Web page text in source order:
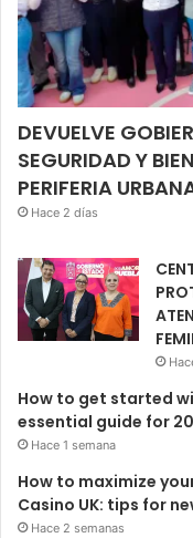
DEVUELVE
SEGURIDAD Y
PERIFERIA
Hace 2 días
How to get started
essential guide for
Hace 1 semana
How to maximize
Casino UK: tips for
Hace 2 semanas